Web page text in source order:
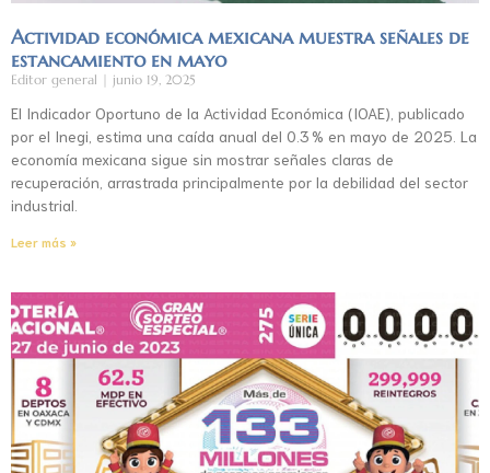
Actividad económica mexicana muestra señales de
estancamiento en mayo
Editor general junio 19, 2025
El Indicador Oportuno de la Actividad Económica (IOAE), publicado
por el Inegi, estima una caída anual del 0.3 % en mayo de 2025. La
economía mexicana sigue sin mostrar señales claras de
recuperación, arrastrada principalmente por la debilidad del sector
industrial.
Leer más »